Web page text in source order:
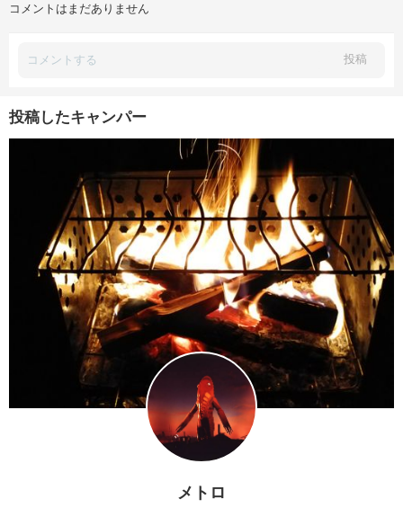
コメントはまだありません
投稿
投稿したキャンパー
メトロ